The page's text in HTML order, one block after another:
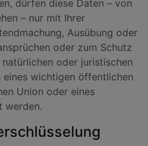
dürfen diese Daten – von
– nur mit Ihrer
Ausübung oder
oder zum Schutz
oder juristischen
eines wichtigen öffentlichen
Union oder eines
werden.